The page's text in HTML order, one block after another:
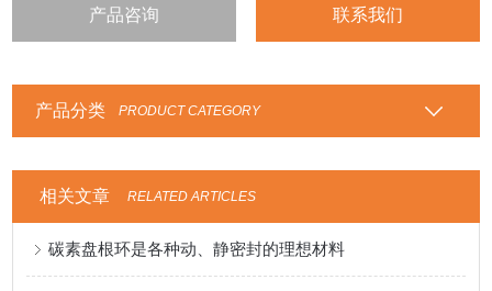
产品咨询 联系我们
产品分类 PRODUCT CATEGORY
相关文章 RELATED ARTICLES
碳素盘根环是各种动、静密封的理想材料